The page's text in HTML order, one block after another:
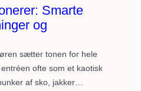
Smarte
og
sætter tonen for hele
ofte som et kaotisk
af sko, jakker…